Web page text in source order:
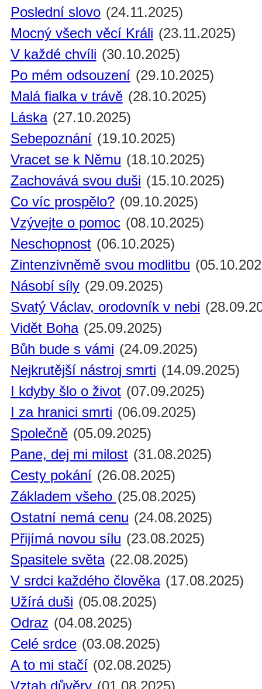
Poslední slovo (24.11.2025)
Mocný všech věcí Králi (23.11.2025)
V každé chvíli (30.10.2025)
Po mém odsouzení (29.10.2025)
Malá fialka v trávě (28.10.2025)
Láska (27.10.2025)
Sebepoznání (19.10.2025)
Vracet se k Němu (18.10.2025)
Zachovává svou duši (15.10.2025)
Co víc prospělo? (09.10.2025)
Vzývejte o pomoc (08.10.2025)
Neschopnost (06.10.2025)
Zintenzivněmě svou modlitbu
Násobí síly (29.09.2025)
Svatý Václav, orodovník v nebi
Vidět Boha (25.09.2025)
Bůh bude s vámi (24.09.2025)
Nejkrutější nástroj smrti (14.09.2025)
I kdyby šlo o život (07.09.2025)
I za hranici smrti (06.09.2025)
Společně (05.09.2025)
Pane, dej mi milost (31.08.2025)
Cesty pokání (26.08.2025)
Základem všeho (25.08.2025)
Ostatní nemá cenu (24.08.2025)
Přijímá novou sílu (23.08.2025)
Spasitele světa (22.08.2025)
V srdci každého člověka (17.08.2025)
Užírá duši (05.08.2025)
Odraz (04.08.2025)
Celé srdce (03.08.2025)
A to mi stačí (02.08.2025)